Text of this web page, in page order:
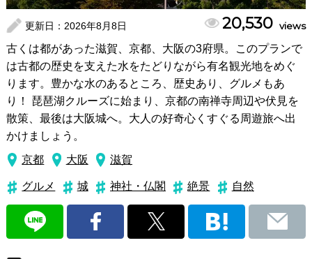
更新日： 2026年8月8日 20,530 views
古くは都があった滋賀、京都、大阪の3府県。このプランで
は古都の歴史を支えた水をたどりながら有名観光地をめぐ
ります。豊かな水のあるところ、歴史あり、グルメもあ
り！ 琵琶湖クルーズに始まり、京都の南禅寺周辺や伏見を
散策、最後は大阪城へ。大人の好奇心くすぐる周遊旅へ出
かけましょう。
京都
大阪 滋賀
グルメ 城 神社・仏閣 絶景 自然